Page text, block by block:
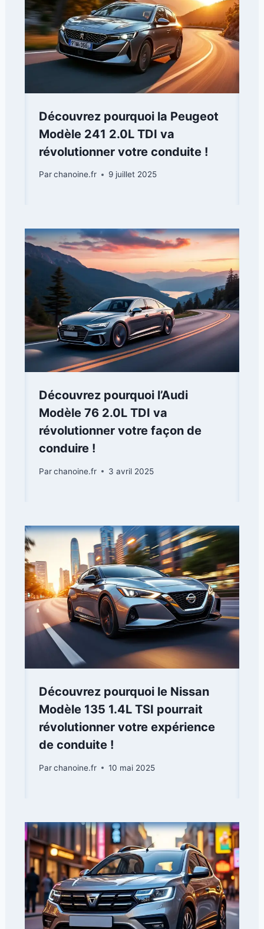
Découvrez pourquoi la Peugeot
Modèle 241 2.0L TDI va
révolutionner votre conduite !
Parchanoine.fr 9 juillet 2025
Découvrez pourquoi l’Audi
Modèle 76 2.0L TDI va
révolutionner votre façon de
conduire !
Parchanoine.fr 3 avril 2025
Découvrez pourquoi le Nissan
Modèle 135 1.4L TSI pourrait
révolutionner votre expérience
de conduite !
Parchanoine.fr 10 mai 2025